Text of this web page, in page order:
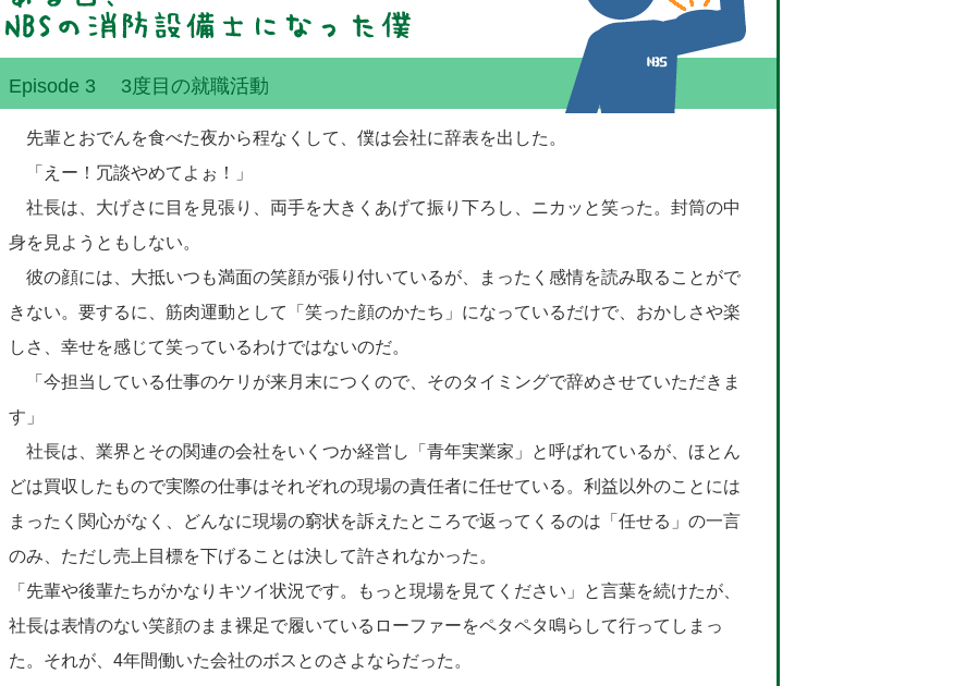
Episode 3 3度目の就職活動
先輩とおでんを食べた夜から程なくして、僕は会社に辞表を出した。
「えー！冗談やめてよぉ！」
社長は、大げさに目を見張り、両手を大きくあげて振り下ろし、ニカッと笑った。封筒の中
身を見ようともしない。
彼の顔には、大抵いつも満面の笑顔が張り付いているが、まったく感情を読み取ることがで
きない。要するに、筋肉運動として「笑った顔のかたち」になっているだけで、おかしさや楽
しさ、幸せを感じて笑っているわけではないのだ。
「今担当している仕事のケリが来月末につくので、そのタイミングで辞めさせていただきま
す」
社長は、業界とその関連の会社をいくつか経営し「青年実業家」と呼ばれているが、ほとん
どは買収したもので実際の仕事はそれぞれの現場の責任者に任せている。利益以外のことには
まったく関心がなく、どんなに現場の窮状を訴えたところで返ってくるのは「任せる」の一言
のみ、ただし売上目標を下げることは決して許されなかった。
「先輩や後輩たちがかなりキツイ状況です。もっと現場を見てください」と言葉を続けたが、
社長は表情のない笑顔のまま裸足で履いているローファーをペタペタ鳴らして行ってしまっ
た。それが、4年間働いた会社のボスとのさよならだった。